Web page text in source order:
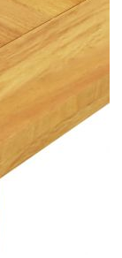
(Ш x Д x В)
(Ш х Д х В)